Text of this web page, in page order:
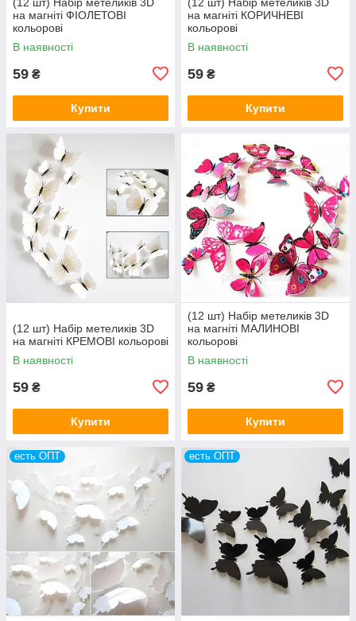
на магніті ФІОЛЕТОВІ
кольорові
В наявності
59 ₴
Купити
на магніті КОРИЧНЕВІ
кольорові
В наявності
59 ₴
Купити
(12 шт) Набір метеликів 3D
на магніті КРЕМОВІ кольорові
В наявності
59 ₴
Купити
(12 шт) Набір метеликів 3D
на магніті МАЛИНОВІ
кольорові
В наявності
59 ₴
Купити
есть ОПТ есть ОПТ